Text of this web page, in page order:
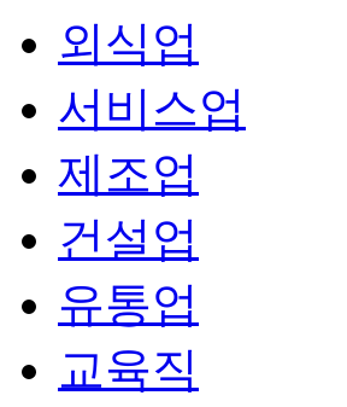
외식업
서비스업
제조업
건설업
유통업
교육직